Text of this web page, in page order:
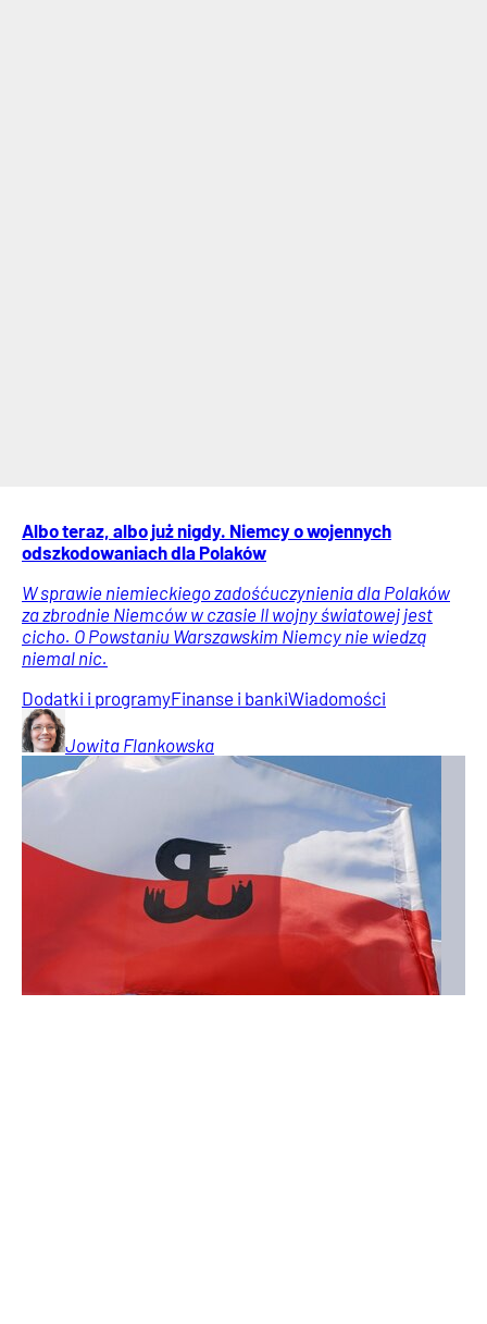
Albo teraz, albo już nigdy. Niemcy o wojennych
odszkodowaniach dla Polaków
W sprawie niemieckiego zadośćuczynienia dla Polaków
za zbrodnie Niemców w czasie II wojny światowej jest
cicho. O Powstaniu Warszawskim Niemcy nie wiedzą
niemal nic.
Dodatki i programyFinanse i bankiWiadomości
Jowita Flankowska